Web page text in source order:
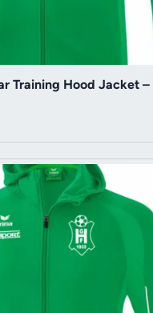
Training Hood Jacket –
489 kr